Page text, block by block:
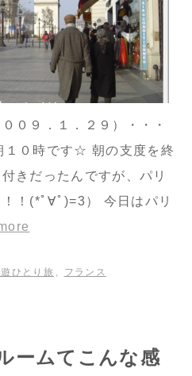
０９．１．２９）・・・
１０時です☆ 朝の支度を終
きだったんですが、パリ
！(*ﾟ∀ﾟ)=3） 今日はパリ
ひとり旅 , フランス
ームてこんな感